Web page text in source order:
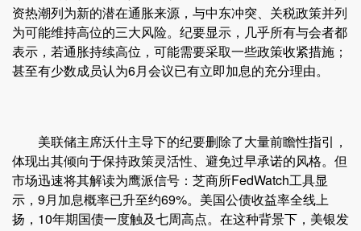
资热潮列为新的潜在通胀来源，与中东冲突、关税政策并列
为可能维持高位的三大风险。纪要显示，几乎所有与会者都
表示，若通胀持续高位，可能需要采取一些政策收紧措施；
甚至有少数成员认为6月会议已有立即加息的充分理由。
美联储主席沃什主导下的纪要删除了大量前瞻性指引，
体现出其倾向于保持政策灵活性、避免过早承诺的风格。但
市场迅速将其解读为鹰派信号：芝商所FedWatch工具显
示，9月加息概率已升至约69%。美国公债收益率全线上
扬，10年期国债一度触及七周高点。在这种背景下，美银发